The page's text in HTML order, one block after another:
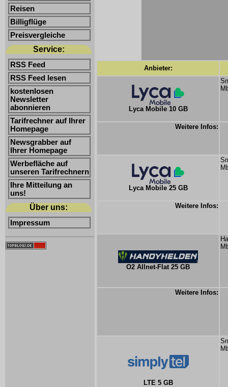
Reisen
Billigflüge
Preisvergleiche
Service:
RSS Feed
RSS Feed lesen
kostenlosen
Newsletter
abonnieren
Tarifrechner auf Ihrer
Homepage
Newsgrabber auf
Ihrer Homepage
Werbefläche auf
unseren Tarifrechnern
Ihre Mitteilung an
uns!
Über uns:
Impressum
Anbieter:
Lyca Mobile 10 GB
Weitere Infos:
Lyca Mobile 25 GB
Weitere Infos:
O2 Allnet-Flat 25 GB
Weitere Infos:
LTE 5 GB